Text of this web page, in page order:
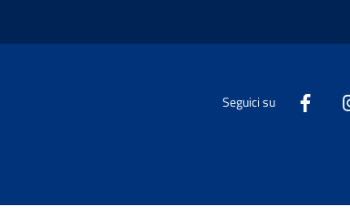
Seguici su